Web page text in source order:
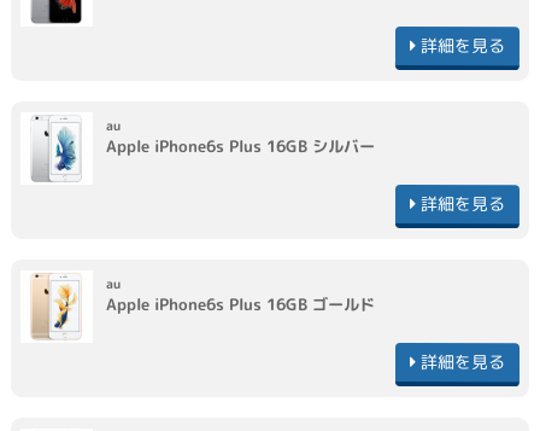
詳細を見る
au
Apple iPhone6s Plus 16GB シルバー
詳細を見る
au
Apple iPhone6s Plus 16GB ゴールド
詳細を見る